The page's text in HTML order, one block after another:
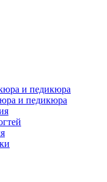
и педикюра
и педикюра